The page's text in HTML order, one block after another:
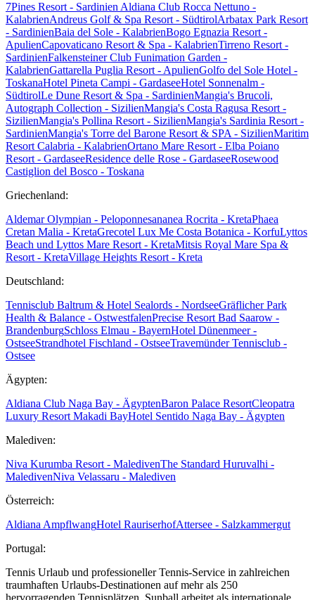
7Pines Resort - Sardinien Aldiana Club Rocca Nettuno -
KalabrienAndreus Golf & Spa Resort - SüdtirolArbatax Park Resort
- SardinienBaia del Sole - KalabrienBogo Egnazia Resort -
ApulienCapovaticano Resort & Spa - KalabrienTirreno Resort -
SardinienFalkensteiner Club Funimation Garden -
KalabrienGattarella Puglia Resort - ApulienGolfo del Sole Hotel -
ToskanaHotel Pineta Campi - GardaseeHotel Sonnenalm -
SüdtirolLe Dune Resort & Spa - SardinienMangia's Brucoli,
Autograph Collection - SizilienMangia's Costa Ragusa Resort -
SizilienMangia's Pollina Resort - SizilienMangia's Sardinia Resort -
SardinienMangia's Torre del Barone Resort & SPA - SizilienMaritim
Resort Calabria - KalabrienOrtano Mare Resort - Elba Poiano
Resort - GardaseeResidence delle Rose - GardaseeRosewood
Castiglion del Bosco - Toskana
Griechenland:
Aldemar Olympian - Peloponnesananea Rocrita - KretaPhaea
Cretan Malia - KretaGrecotel Lux Me Costa Botanica - KorfuLyttos
Beach und Lyttos Mare Resort - KretaMitsis Royal Mare Spa &
Resort - KretaVillage Heights Resort - Kreta
Deutschland:
Tennisclub Baltrum & Hotel Sealords - NordseeGräflicher Park
Health & Balance - OstwestfalenPrecise Resort Bad Saarow -
BrandenburgSchloss Elmau - BayernHotel Dünenmeer -
OstseeStrandhotel Fischland - OstseeTravemünder Tennisclub -
Ostsee
Ägypten:
Aldiana Club Naga Bay - ÄgyptenBaron Palace ResortCleopatra
Luxury Resort Makadi BayHotel Sentido Naga Bay - Ägypten
Malediven:
Niva Kurumba Resort - MaledivenThe Standard Huruvalhi -
MaledivenNiva Velassaru - Malediven
Österreich:
Aldiana AmpflwangHotel RauriserhofAttersee - Salzkammergut
Portugal:
Tennis Urlaub und professioneller Tennis-Service in zahlreichen
traumhaften Urlaubs-Destinationen auf mehr als 250